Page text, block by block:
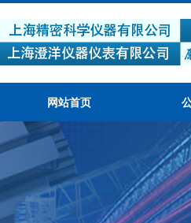
网站首页